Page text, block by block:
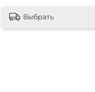
Выбрать